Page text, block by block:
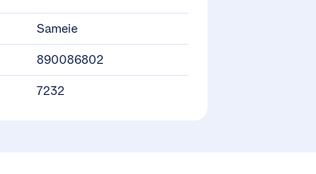
Sameie
890086802
7232